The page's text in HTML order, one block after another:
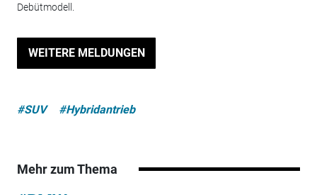
Debütmodell.
WEITERE MELDUNGEN
#SUV #Hybridantrieb
Mehr zum Thema